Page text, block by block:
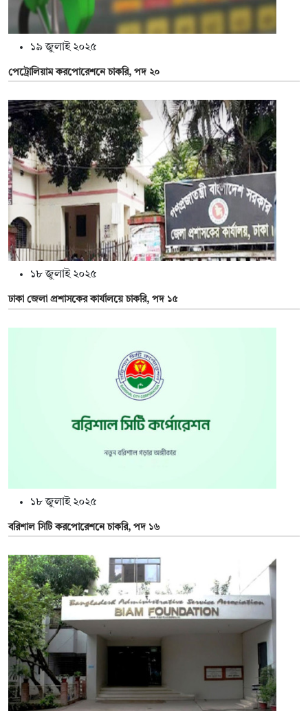
১৯ জুলাই ২০২৫
পেট্রোলিয়াম করপোরেশনে চাকরি, পদ ২০
১৮ জুলাই ২০২৫
ঢাকা জেলা প্রশাসকের কার্যালয়ে চাকরি, পদ ১৫
১৮ জুলাই ২০২৫
বরিশাল সিটি করপোরেশনে চাকরি, পদ ১৬